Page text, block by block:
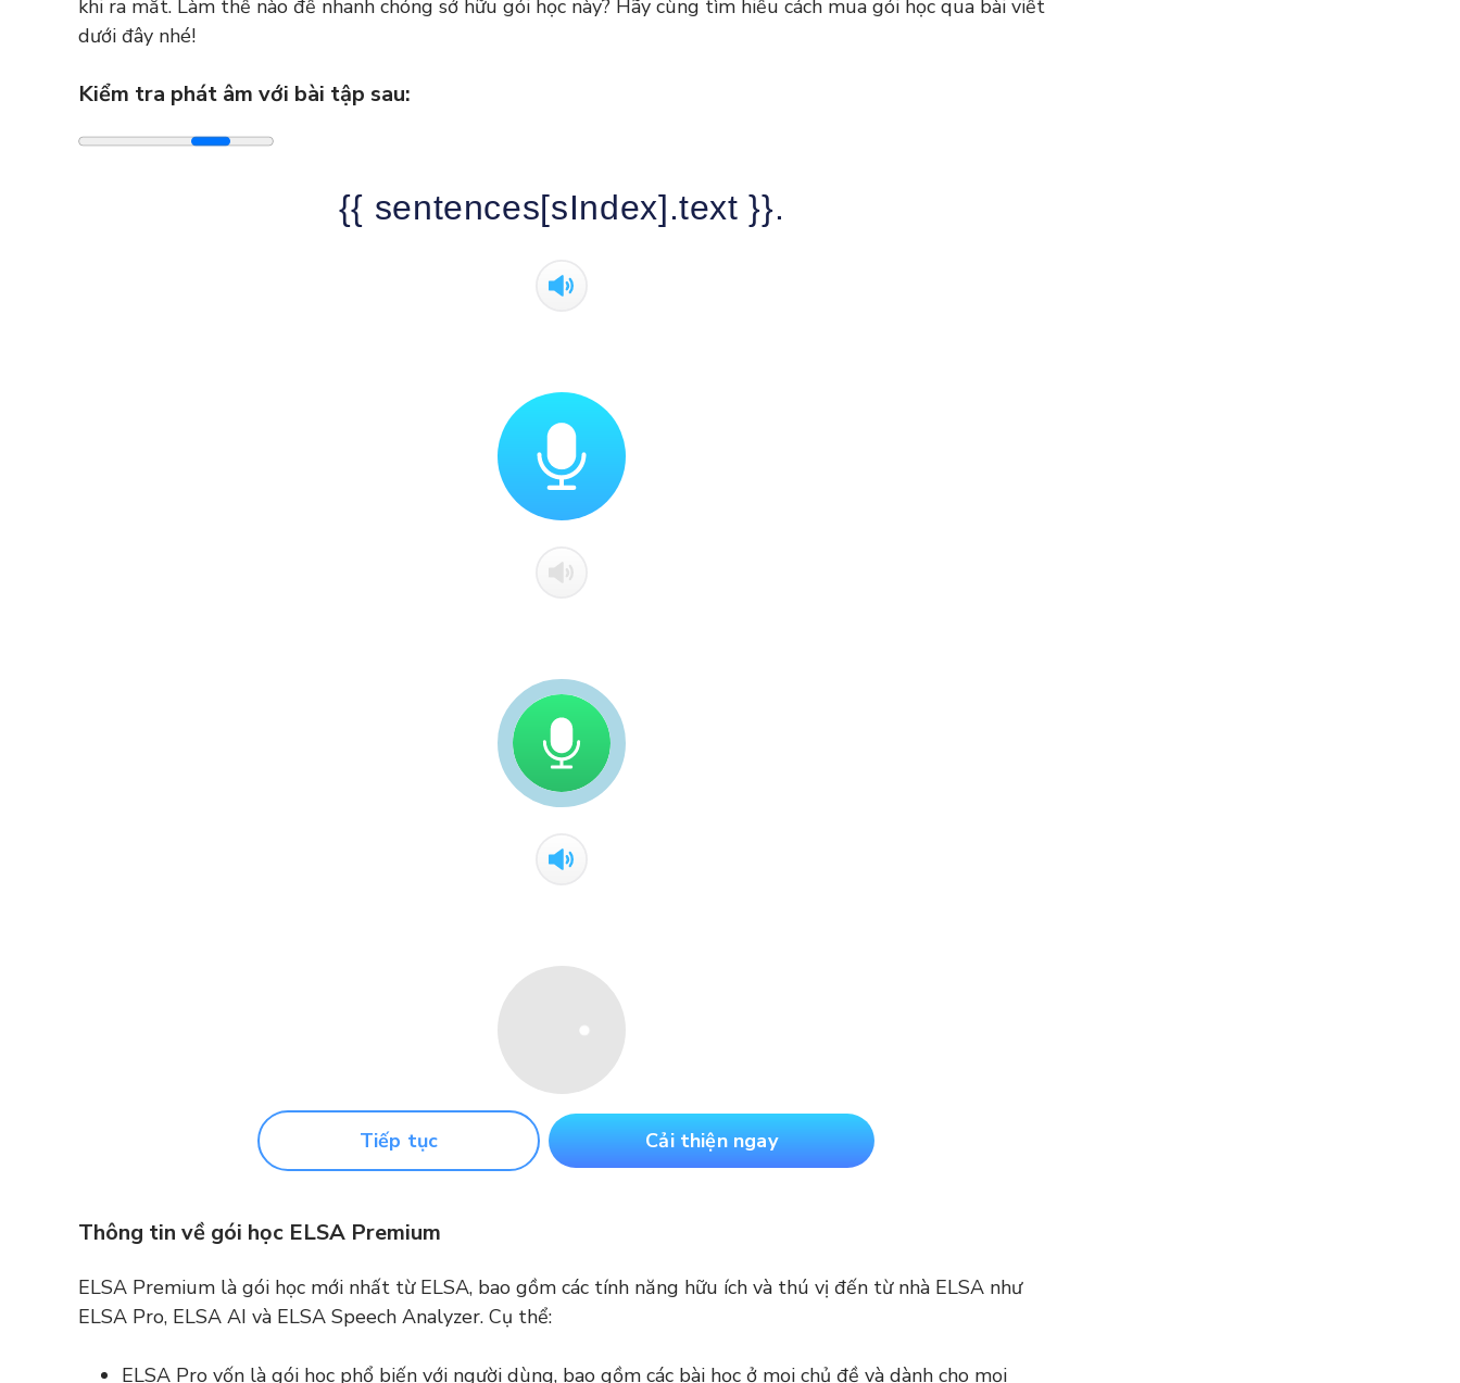
khi ra mắt. Làm thế nào để nhanh chóng sở hữu gói học này? Hãy cùng tìm hiểu cách mua gói học qua bài viết
dưới đây nhé!
Kiểm tra phát âm với bài tập sau:
{{ sentences[sIndex].text }}.
Tiếp tục Cải thiện ngay
Thông tin về gói học ELSA Premium
ELSA Premium là gói học mới nhất từ ELSA, bao gồm các tính năng hữu ích và thú vị đến từ nhà ELSA như
ELSA Pro, ELSA AI và ELSA Speech Analyzer. Cụ thể:
ELSA Pro vốn là gói học phổ biến với người dùng, bao gồm các bài học ở mọi chủ đề và dành cho mọi